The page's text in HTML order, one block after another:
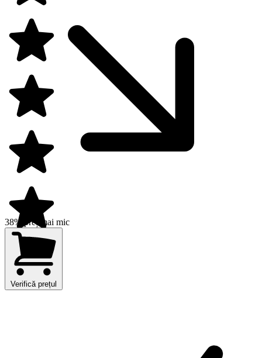
38% preț mai mic
Verifică prețul